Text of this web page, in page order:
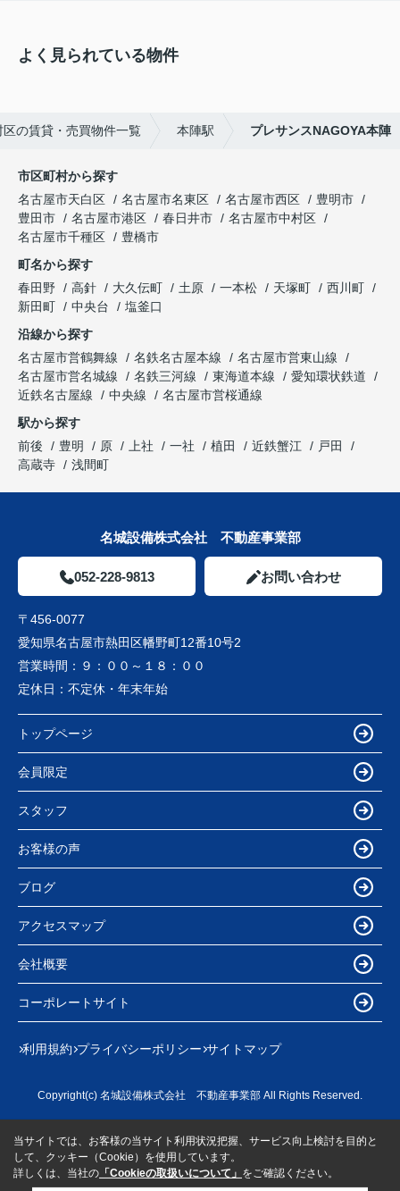
よく見られている物件
の賃貸・売買物件一覧 本陣駅 プレサンスNAGOYA本陣
市区町村から探す
名古屋市天白区
名古屋市名東区 名古屋市西区
豊明市
豊田市
名古屋市港区 春日井市
名古屋市中村区
名古屋市千種区
豊橋市
町名から探す
春田野
高針 大久伝町 土原 一本松 天塚町
西川町
新田町
中央台
塩釜口
沿線から探す
名古屋市営鶴舞線
名鉄名古屋本線
名古屋市営東山線
名古屋市営名城線
名鉄三河線 東海道本線
愛知環状鉄道
近鉄名古屋線
中央線
名古屋市営桜通線
駅から探す
前後
豊明 原 上社 一社 植田 近鉄蟹江
戸田
高蔵寺
浅間町
名城設備株式会社 不動産事業部
052-228-9813 お問い合わせ
〒456-0077
愛知県名古屋市熱田区幡野町12番10号2
営業時間： ９：００～１８：００
定休日： 不定休・年末年始
トップページ
会員限定
スタッフ
お客様の声
ブログ
アクセスマップ
会社概要
コーポレートサイト
利用規約 プライバシーポリシー サイトマップ
Copyright(c) 名城設備株式会社 不動産事業部 All Rights Reserved.
当サイトでは、お客様の当サイト利用状況把握、サービス向上検討を目的と
して、クッキー（Cookie）を使用しています。
詳しくは、当社の 「Cookieの取扱いについて」 をご確認ください。